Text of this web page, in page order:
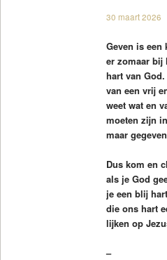
30 maart 2026
Geven is een
er zomaar
hart van
van een vrij
weet wat en
moeten zijn
maar
Dus kom en
als je God
je een blij
die ons hart
lijken op
–